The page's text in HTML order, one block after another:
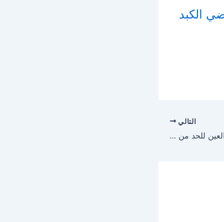
التالي
علاج المياه البيضاء في العين للحد من نموها وما هي أسباب الإصابة بها